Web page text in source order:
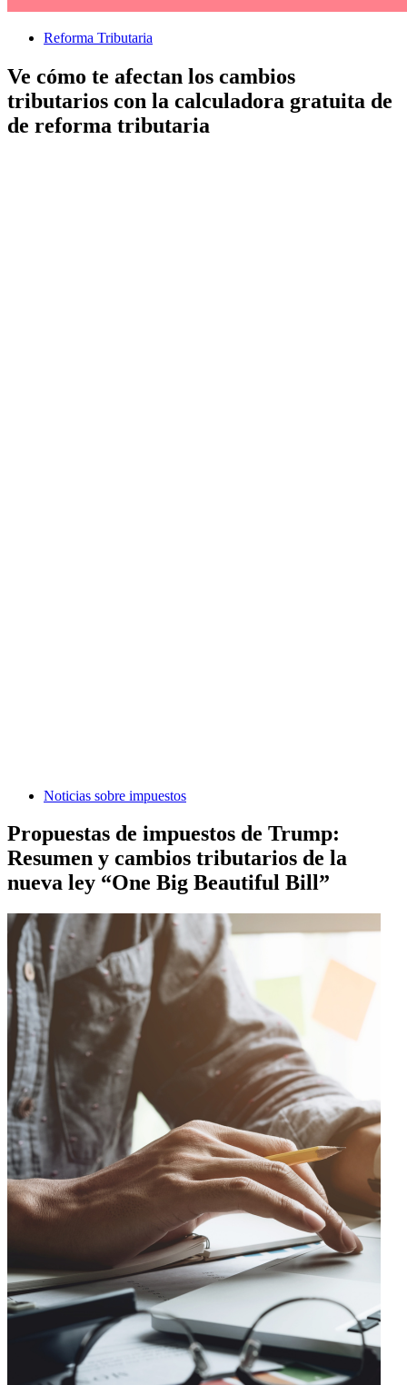
Reforma Tributaria
Ve cómo te afectan los cambios
tributarios con la calculadora gratuita de
de reforma tributaria
Noticias sobre impuestos
Propuestas de impuestos de Trump:
Resumen y cambios tributarios de la
nueva ley “One Big Beautiful Bill”